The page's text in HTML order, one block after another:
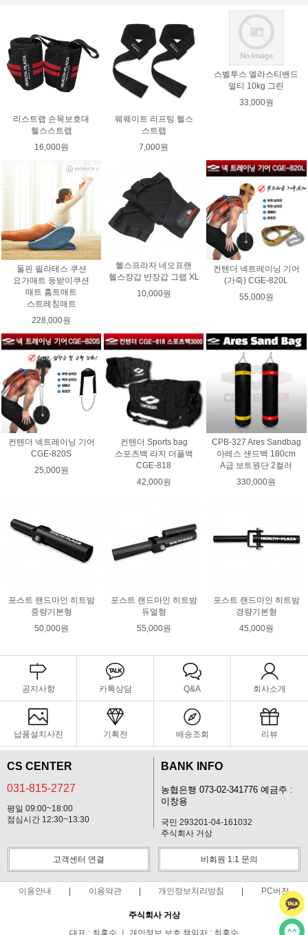
리스트랩 손목보호대
헬스스트랩
16,000원
웨웨이트 리프팅 헬스
스트랩
7,000원
스벨투스 엘라스티밴드
멀티 10kg 그린
33,000원
돌핀 필라테스 쿠션
요가매트 등받이쿠션
매트 홈트매트
스트레칭매트
228,000원
헬스프라자 네오프랜
헬스장갑 반장갑 그랩 XL
10,000원
컨텐더 넥트레이닝 기어
(가죽) CGE-820L
55,000원
컨텐더 넥트레이닝 기어
CGE-820S
25,000원
컨텐더 Sports bag
스포츠백 라지 더플백
CGE-818
42,000원
CPB-327 Ares Sandbag
아레스 샌드백 180cm
A급 보트원단 2컬러
330,000원
포스트 랜드마인 히트밤
중량기본형
50,000원
포스트 랜드마인 히트밤
듀얼형
55,000원
포스트 랜드마인 히트밤
경량기본형
45,000원
공지사항 카톡상담 Q&A 회사소개
납품설치사진 기획전 배송조회 리뷰
CS CENTER
031-815-2727
평일 09:00~18:00
점심시간 12:30~13:30
BANK INFO
농협은행 073-02-341776 예금주 :
이창용
국민 293201-04-161032
주식회사 거상
고객센터 연결 비회원 1:1 문의
이용안내 이용약관 개인정보처리방침 PC버전
주식회사 거상
대표 : 최홍수 ㅣ 개인정보 보호 책임자 : 최홍수